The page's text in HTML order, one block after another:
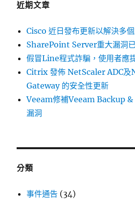
近期文章
Cisco 近日發布更新以解決多
SharePoint Server重大漏洞
假冒Line程式詐騙，使用者應
Citrix 發佈 NetScaler ADC及
Gateway 的安全性更新
Veeam修補Veeam Backup
漏洞
分類
事件通告 (34)